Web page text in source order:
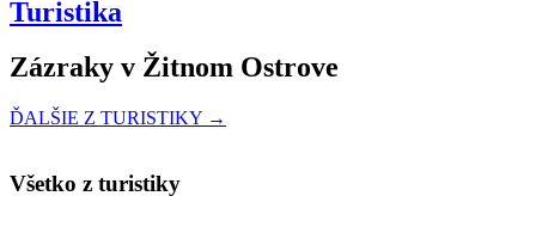
Turistika
Zázraky v Žitnom Ostrove
ĎALŠIE Z TURISTIKY →
Všetko z turistiky